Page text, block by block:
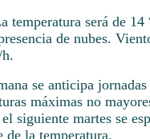
temperatura será de 14
de nubes.
se anticipa
máximas no
siguiente martes se
de la temperatura.